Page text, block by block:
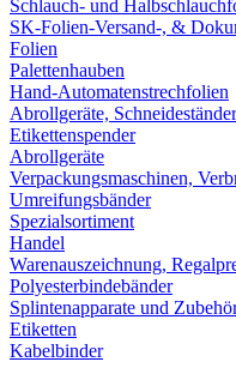
Schlauch- und
SK-Folien-Versand-, &
Folien
Palettenhauben
Hand-Automatenstrechfolien
Abrollgeräte,
Etikettenspender
Abrollgeräte
Verpackungsmaschinen,
Umreifungsbänder
Spezialsortiment
Handel
Warenauszeichnung,
Polyesterbindebänder
Splintenapparate und
Etiketten
Kabelbinder